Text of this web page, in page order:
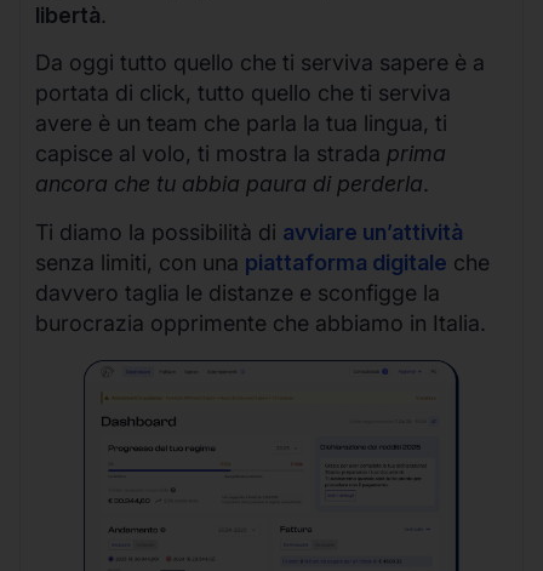
libertà.
Da oggi tutto quello che ti serviva sapere è a
portata di click, tutto quello che ti serviva
avere è un team che parla la tua lingua, ti
capisce al volo, ti mostra la strada prima
ancora che tu abbia paura di perderla.
Ti diamo la possibilità di avviare un’attività
senza limiti, con una piattaforma digitale che
davvero taglia le distanze e sconfigge la
burocrazia opprimente che abbiamo in Italia.